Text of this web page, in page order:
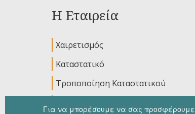
Η Εταιρεία
Χαιρετισμός
Καταστατικό
Τροποποίηση Καταστατικού
Για να μπορέσουμε να σας προσφέρουμε